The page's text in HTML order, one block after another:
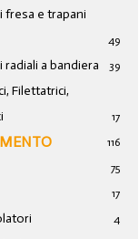
fresa e trapani
49
radiali a bandiera 39
Filettatrici,
17
116
75
17
4